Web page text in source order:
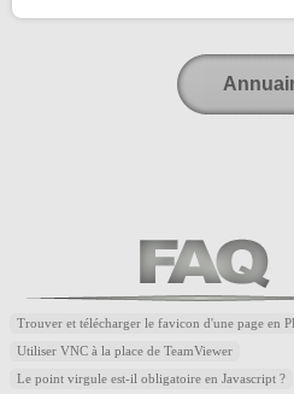
Trouver et télécharger le favicon d'une page en
Utiliser VNC à la place de TeamViewer
Le point virgule est-il obligatoire en Javascript ?